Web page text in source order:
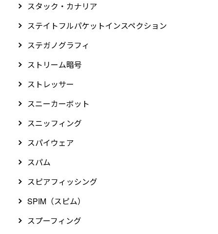
スタック・カナリア
ステイトフルパケットインスペクション
ステガノグラフィ
ストリーム暗号
ストレッサー
スニーカーボット
スニッフィング
スパイウェア
スパム
スピアフィッシング
SPIM（スピム）
スプーフィング